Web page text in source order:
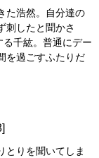
た浩然。自分達の
刺したと聞かさ
る千紘。普通にデー
を過ごすふたりだ
とりを聞いてしま